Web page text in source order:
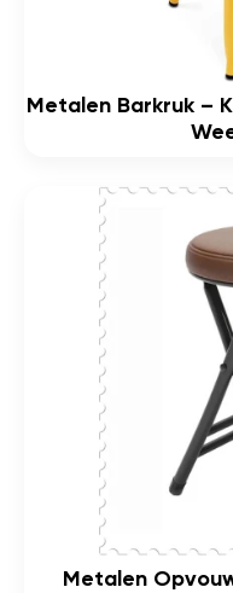
Metalen Barkruk –
Metalen